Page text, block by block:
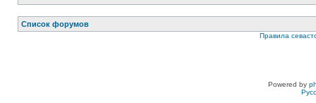
Список форумов
Правила
Powered by